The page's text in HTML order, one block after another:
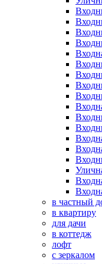
в частный
в квартиру
для дачи
в коттедж
лофт
с зеркалом